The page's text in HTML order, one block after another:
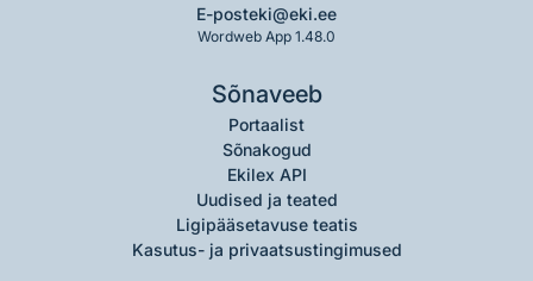
E-posteki@eki.ee
Wordweb App 1.48.0
Sõnaveeb
Portaalist
Sõnakogud
Ekilex API
Uudised ja teated
Ligipääsetavuse teatis
Kasutus- ja privaatsustingimused